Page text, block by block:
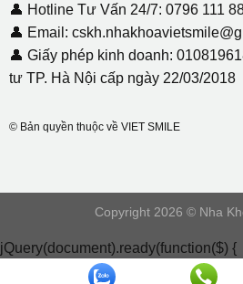
👤 Hotline Tư Vấn 24/7: 0796 111
👤 Email:
👤 Giấy phép kinh doanh:
tư TP. Hà Nội cấp ngày 22/03/2018
© Bản quyền thuộc về VIET SMILE
Copyright 2026 © Nha
jQuery(document).ready(function($) {
document.addEventListener(